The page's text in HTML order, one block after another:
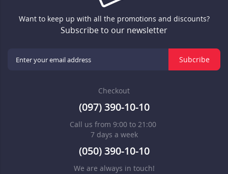
Want to keep up with all the promotions and discounts?
Subscribe to our newsletter
Subcribe
Checkout
(097) 390-10-10
Call us from 9:00 to 21:00
7 days a week
(050) 390-10-10
We are always in touch!